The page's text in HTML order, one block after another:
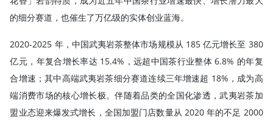
的细分赛道，也催生了万亿级的实体创业蓝海。
2020-2025 年，中国武夷岩茶整体市场规模从 185 亿元增长至 380
亿元，年复合增长率达 15.4%，远超中国茶行业整体 6.8% 的年复
合增速；其中高端武夷岩茶细分赛道连续三年增速超 18%，成为高
端消费市场的核心增长极。伴随着品类的全国化渗透，武夷岩茶加
盟业态迎来爆发式增长，全国加盟门店数量从 2020 年的不足 2000